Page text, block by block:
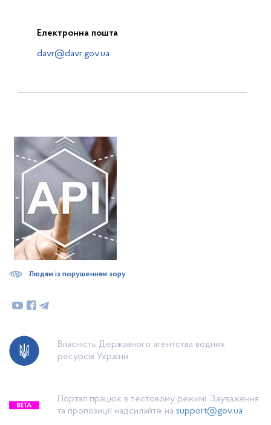
Електронна пошта
davr@davr.gov.ua
Власність Державного агентства водних
ресурсів України.
Портал працює в тестовому режимі. Зауваження
та пропозиції надсилайте на support@gov.ua
Людям із порушенням зору